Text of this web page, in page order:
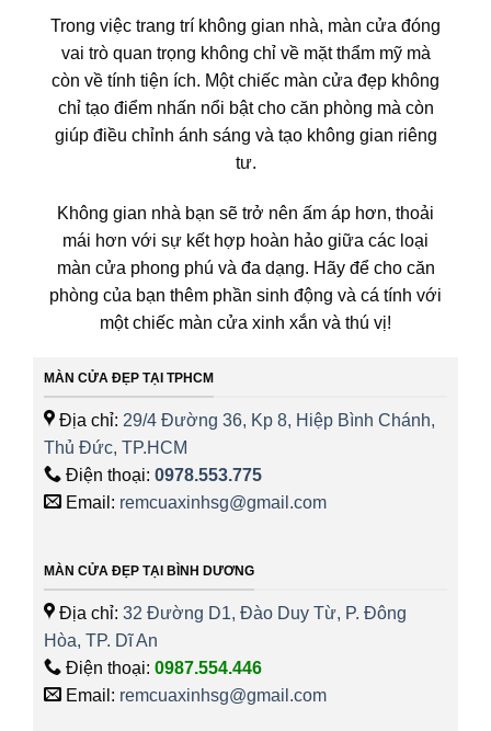
Trong việc trang trí không gian nhà, màn cửa đóng
vai trò quan trọng không chỉ về mặt thẩm mỹ mà
còn về tính tiện ích. Một chiếc màn cửa đẹp không
chỉ tạo điểm nhấn nổi bật cho căn phòng mà còn
giúp điều chỉnh ánh sáng và tạo không gian riêng
tư.
Không gian nhà bạn sẽ trở nên ấm áp hơn, thoải
mái hơn với sự kết hợp hoàn hảo giữa các loại
màn cửa phong phú và đa dạng. Hãy để cho căn
phòng của bạn thêm phần sinh động và cá tính với
một chiếc màn cửa xinh xắn và thú vị!
MÀN CỬA ĐẸP TẠI TPHCM
Địa chỉ: 29/4 Đường 36, Kp 8, Hiệp Bình Chánh,
Thủ Đức, TP.HCM
Điện thoại: 0978.553.775
Email: remcuaxinhsg@gmail.com
MÀN CỬA ĐẸP TẠI BÌNH DƯƠNG
Địa chỉ: 32 Đường D1, Đào Duy Từ, P. Đông
Hòa, TP. Dĩ An
Điện thoại: 0987.554.446
Email: remcuaxinhsg@gmail.com